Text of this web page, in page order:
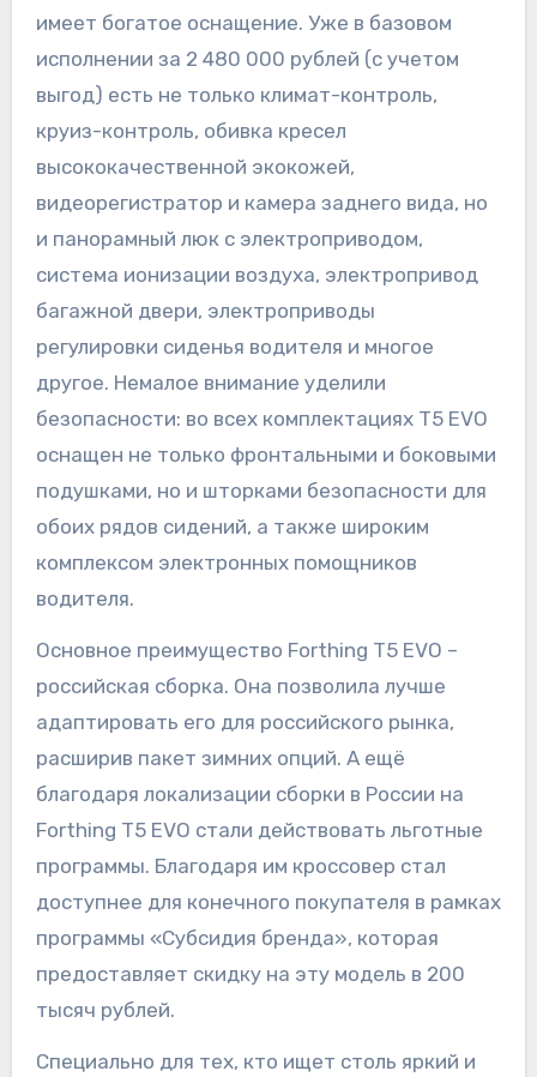
имеет богатое оснащение. Уже в базовом
исполнении за 2 480 000 рублей (с учетом
выгод) есть не только климат-контроль,
круиз-контроль, обивка кресел
высококачественной экокожей,
видеорегистратор и камера заднего вида, но
и панорамный люк с электроприводом,
система ионизации воздуха, электропривод
багажной двери, электроприводы
регулировки сиденья водителя и многое
другое. Немалое внимание уделили
безопасности: во всех комплектациях T5 EVO
оснащен не только фронтальными и боковыми
подушками, но и шторками безопасности для
обоих рядов сидений, а также широким
комплексом электронных помощников
водителя.
Основное преимущество Forthing T5 EVO –
российская сборка. Она позволила лучше
адаптировать его для российского рынка,
расширив пакет зимних опций. А ещё
благодаря локализации сборки в России на
Forthing T5 EVO стали действовать льготные
программы. Благодаря им кроссовер стал
доступнее для конечного покупателя в рамках
программы «Субсидия бренда», которая
предоставляет скидку на эту модель в 200
тысяч рублей.
Специально для тех, кто ищет столь яркий и